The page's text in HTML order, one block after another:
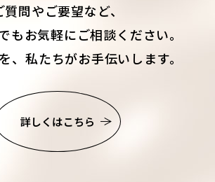
質問やご要望など、
もお気軽にご相談ください。
、私たちがお手伝いします。
詳しくはこちら